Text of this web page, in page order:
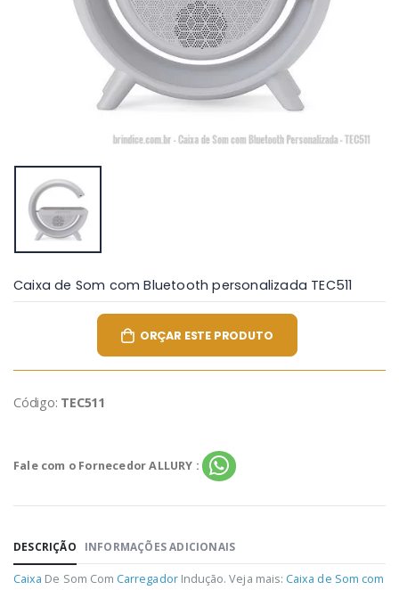
Caixa de Som com Bluetooth personalizada TEC511
ORÇAR ESTE PRODUTO
Código: TEC511
Fale com o Fornecedor ALLURY :
DESCRIÇÃO INFORMAÇÕES ADICIONAIS
Caixa De Som Com CarregadorIndução. Veja mais: Caixa de Som com